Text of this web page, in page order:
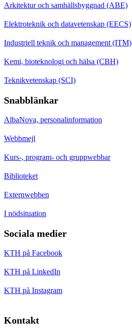
Arkitektur och samhällsbyggnad (ABE)
Elektroteknik och datavetenskap (EECS)
Industriell teknik och management (ITM)
Kemi, bioteknologi och hälsa (CBH)
Teknikvetenskap (SCI)
Snabblänkar
AlbaNova, personalinformation
Webbmejl
Kurs-, program- och gruppwebbar
Biblioteket
Externwebben
I nödsituation
Sociala medier
KTH på Facebook
KTH på LinkedIn
KTH på Instagram
Kontakt